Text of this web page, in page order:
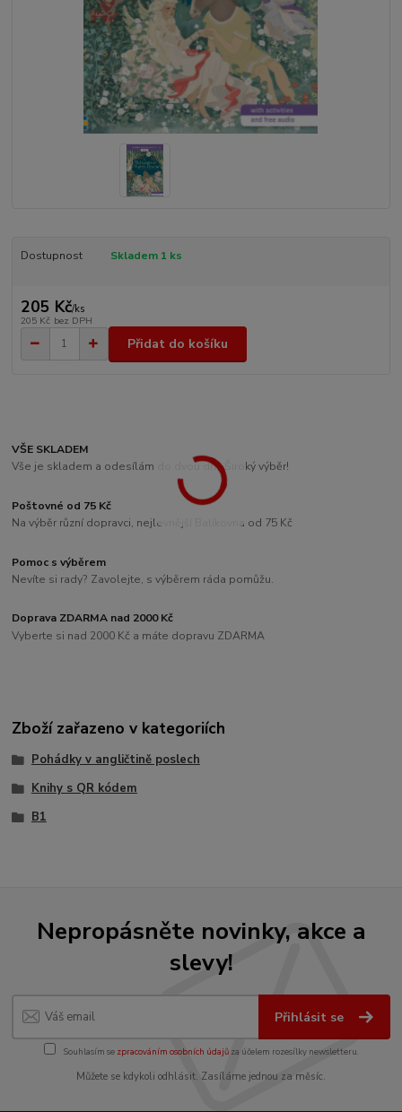
Dostupnost Skladem 1 ks
205 Kč/ks
205 Kč bez DPH
Přidat do košíku
VŠE SKLADEM
Vše je skladem a odesílám do dvou dní. Široký výběr!
Poštovné od 75 Kč
Na výběr různí dopravci, nejlevnější Balíkovna od 75 Kč
Pomoc s výběrem
Nevíte si rady? Zavolejte, s výběrem ráda pomůžu.
Doprava ZDARMA nad 2000 Kč
Vyberte si nad 2000 Kč a máte dopravu ZDARMA
Zboží zařazeno v kategoriích
Pohádky v angličtině poslech
Knihy s QR kódem
B1
Nepropásněte novinky, akce a
slevy!
Přihlásit se
Souhlasím se zpracováním osobních údajůza účelem rozesílky newsletteru.
Můžete se kdykoli odhlásit. Zasíláme jednou za měsíc.